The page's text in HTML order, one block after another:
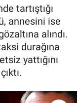
tartıştığı
annesini ise
alındı.
durağına
yattığını